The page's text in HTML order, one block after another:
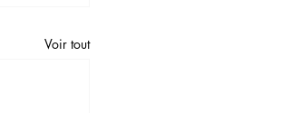
Voir tout